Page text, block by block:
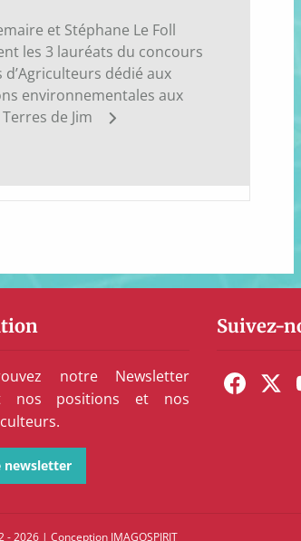
et Stéphane Le Foll
les 3 lauréats du concours
d’Agriculteurs dédié aux
environnementales aux
Terres de Jim
notre Newsletter
nos positions et nos
newsletter
Suivez-
- 2026 | Conception IMAGOSPIRIT